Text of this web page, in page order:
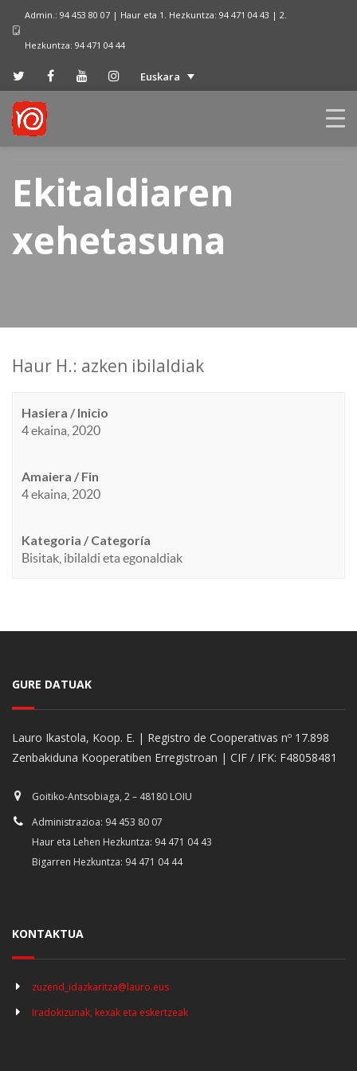
Admin.: 94 453 80 07 | Haur eta 1. Hezkuntza: 94 471 04 43 | 2.
Hezkuntza: 94 471 04 44
Euskara
Ekitaldiaren
xehetasuna
Haur H.: azken ibilaldiak
Hasiera / Inicio
4 ekaina, 2020
Amaiera / Fin
4 ekaina, 2020
Kategoria / Categoría
Bisitak, ibilaldi eta egonaldiak
GURE DATUAK
Lauro Ikastola, Koop. E. | Registro de Cooperativas nº 17.898
Zenbakiduna Kooperatiben Erregistroan | CIF / IFK: F48058481
Goitiko-Antsobiaga, 2 – 48180 LOIU
Administrazioa: 94 453 80 07
Haur eta Lehen Hezkuntza: 94 471 04 43
Bigarren Hezkuntza: 94 471 04 44
KONTAKTUA
zuzend_idazkaritza@lauro.eus
Iradokizunak, kexak eta eskertzeak